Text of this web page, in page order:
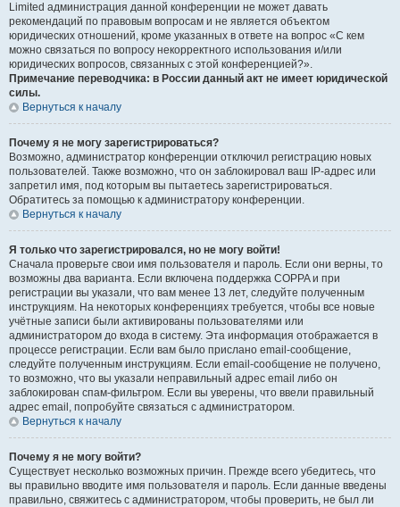
Limited администрация данной конференции не может давать
рекомендаций по правовым вопросам и не является объектом
юридических отношений, кроме указанных в ответе на вопрос «С кем
можно связаться по вопросу некорректного использования и/или
юридических вопросов, связанных с этой конференцией?».
Примечание переводчика: в России данный акт не имеет юридической
силы.
Вернуться к началу
Почему я не могу зарегистрироваться?
Возможно, администратор конференции отключил регистрацию новых
пользователей. Также возможно, что он заблокировал ваш IP-адрес или
запретил имя, под которым вы пытаетесь зарегистрироваться.
Обратитесь за помощью к администратору конференции.
Вернуться к началу
Я только что зарегистрировался, но не могу войти!
Сначала проверьте свои имя пользователя и пароль. Если они верны, то
возможны два варианта. Если включена поддержка COPPA и при
регистрации вы указали, что вам менее 13 лет, следуйте полученным
инструкциям. На некоторых конференциях требуется, чтобы все новые
учётные записи были активированы пользователями или
администратором до входа в систему. Эта информация отображается в
процессе регистрации. Если вам было прислано email-сообщение,
следуйте полученным инструкциям. Если email-сообщение не получено,
то возможно, что вы указали неправильный адрес email либо он
заблокирован спам-фильтром. Если вы уверены, что ввели правильный
адрес email, попробуйте связаться с администратором.
Вернуться к началу
Почему я не могу войти?
Существует несколько возможных причин. Прежде всего убедитесь, что
вы правильно вводите имя пользователя и пароль. Если данные введены
правильно, свяжитесь с администратором, чтобы проверить, не был ли